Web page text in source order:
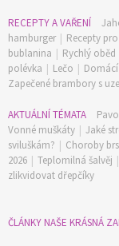
RECEPTY A VAŘENÍ
hamburger | Recepty
bublanina | Rychlý oběd
polévka | Lečo |
Zapečené brambory s
AKTUÁLNÍ TÉMATA
Vonné muškáty | Jaké
sviluškám? | Choroby
2026 | Teplomilná šalvěj |
zlikvidovat dřepčíky
ČLÁNKY NAŠE KRÁSNÁ